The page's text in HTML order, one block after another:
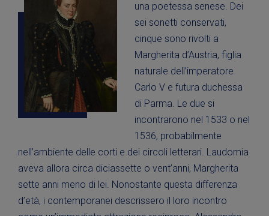
una poetessa senese. Dei
sei sonetti conservati,
cinque sono rivolti a
Margherita d’Austria, figlia
naturale dell’imperatore
Carlo V e futura duchessa
di Parma. Le due si
incontrarono nel 1533 o nel
1536, probabilmente
nell’ambiente delle corti e dei circoli letterari. Laudomia
aveva allora circa diciassette o vent’anni, Margherita
sette anni meno di lei. Nonostante questa differenza
d’età, i contemporanei descrissero il loro incontro